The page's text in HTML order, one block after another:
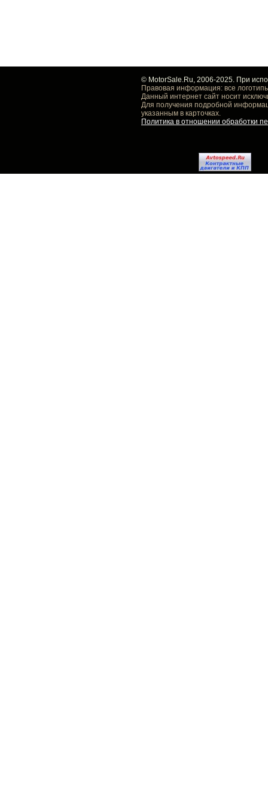
© MotorSale.Ru, 2006-2025. При
Правовая информация: все
Данный интернет сайт носит
Для получения подробной
указанным в карточках.
Политика в отношении обработки